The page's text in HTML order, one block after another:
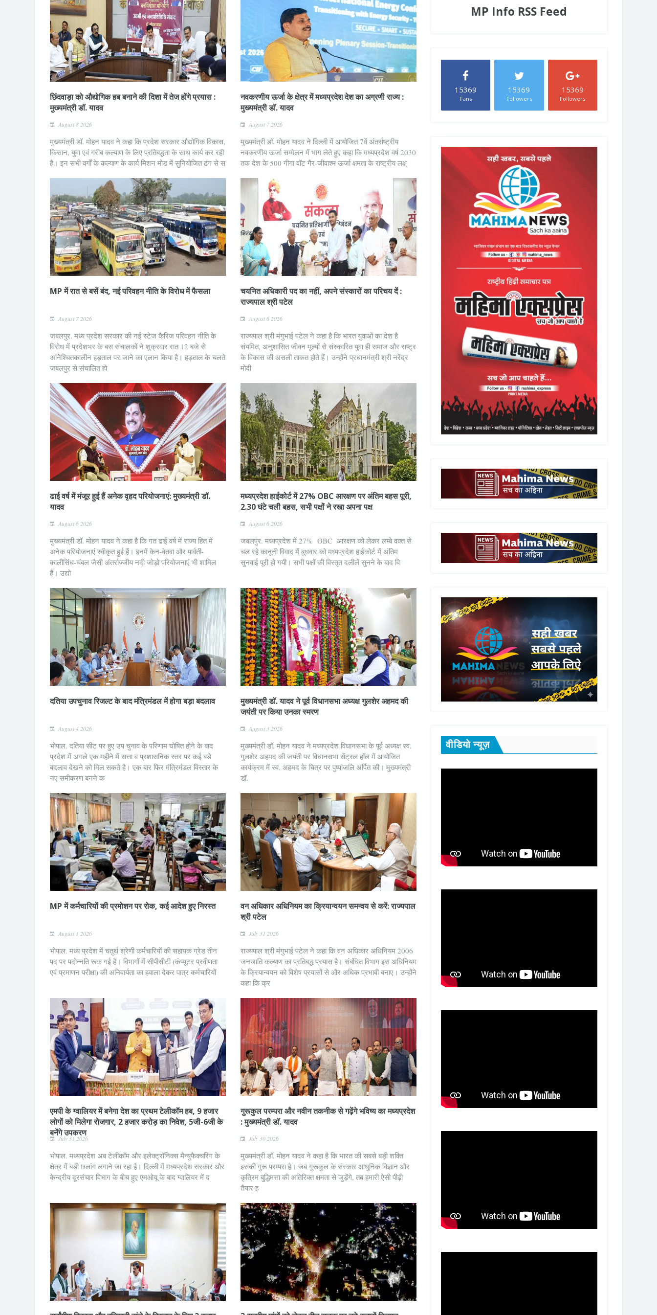
छिंदवाड़ा को औद्योगिक हब बनाने की दिशा में तेज होंगे प्रयास :
मुख्यमंत्री डॉ. यादव
August 8 2026
मुख्यमंत्री डॉ. मोहन यादव ने कहा कि प्रदेश सरकार औद्योगिक विकास,
किसान, युवा एवं गरीब कल्याण के लिए प्रतिबद्धता के साथ कार्य कर रही
है। इन सभी वर्गों के कल्याण के कार्य मिशन मोड में सुनियोजित ढंग से स
नवकरणीय ऊर्जा के क्षेत्र में मध्यप्रदेश देश का अग्रणी राज्य :
मुख्यमंत्री डॉ. यादव
August 7 2026
मुख्यमंत्री डॉ. मोहन यादव ने दिल्ली में आयोजित 7वें अंतर्राष्ट्रीय
नवकरणीय ऊर्जा सम्मेलन में भाग लेते हुए कहा कि मध्यप्रदेश वर्ष 2030
तक देश के 500 गीगा वॉट गैर-जीवाश्म ऊर्जा क्षमता के राष्ट्रीय लक्ष्
MP में रात से बसें बंद, नई परिवहन नीति के विरोध में फैसला
August 7 2026
जबलपुर. मध्य प्रदेश सरकार की नई स्टेज कैरिज परिवहन नीति के
विरोध में प्रदेशभर के बस संचालकों ने शुक्रवार रात 12 बजे से
अनिश्चितकालीन हड़ताल पर जाने का एलान किया है। हड़ताल के चलते
जबलपुर से संचालित हो
चयनित अधिकारी पद का नहीं, अपने संस्कारों का परिचय दें :
राज्यपाल श्री पटेल
August 6 2026
राज्यपाल श्री मंगुभाई पटेल ने कहा है कि भारत युवाओं का देश है
संयमित, अनुशासित जीवन मूल्यों से संस्कारित युवा ही समाज और राष्ट्र
के विकास की असली ताकत होते हैं। उन्होंने प्रधानमंत्री श्री नरेंद्र
मोदी
ढाई वर्ष में मंजूर हुई हैं अनेक वृहद परियोजनाएं: मुख्यमंत्री डॉ.
यादव
August 6 2026
मुख्यमंत्री डॉ. मोहन यादव ने कहा है कि गत ढाई वर्ष में राज्य हित में
अनेक परियोजनाएं स्वीकृत हुई हैं। इनमें केन-बेतवा और पार्वती-
कालीसिंध-चंबल जैसी अंतर्राज्जीय नदी जोड़ो परियोजनाएं भी शामिल
हैं। उद्यो
मध्यप्रदेश हाईकोर्ट में 27% OBC आरक्षण पर अंतिम बहस पूरी,
2.30 घंटे चली बहस, सभी पक्षों ने रखा अपना पक्ष
August 6 2026
जबलपुर. मध्यप्रदेश में 27% OBC आरक्षण को लेकर लम्बे वक्त से
चल रहे कानूनी विवाद में बुधवार को मध्यप्रदेश हाईकोर्ट में अंतिम
सुनवाई पूरी हो गयी। सभी पक्षों की विस्तृत दलीलें सुनने के बाद वि
दतिया उपचुनाव रिजल्ट के बाद मंत्रिमंडल में होगा बड़ा बदलाव
August 4 2026
भोपाल. दतिया सीट पर हुए उप चुनाव के परिणाम घोषित होने के बाद
प्रदेश में अगले एक महीने में सत्ता व प्रशासनिक स्तर पर कई बडे
बदलाव देखने को मिल सकते है। एक बार फिर मंत्रिमंडल विस्तार के
नए समीकरण बनने क
मुख्यमंत्री डॉ. यादव ने पूर्व विधानसभा अध्यक्ष गुलशेर अहमद की
जयंती पर किया उनका स्मरण
August 3 2026
मुख्यमंत्री डॉ. मोहन यादव ने मध्यप्रदेश विधानसभा के पूर्व अध्यक्ष स्व.
गुलशेर अहमद की जयंती पर विधानसभा सेंट्रल हॉल में आयोजित
कार्यक्रम में स्व. अहमद के चित्र पर पुष्पांजलि अर्पित की। मुख्यमंत्री
डॉ.
MP में कर्मचारियों की प्रमोशन पर रोक, कई आदेश हुए निरस्त
August 1 2026
भोपाल. मध्य प्रदेश में चतुर्थ श्रेणी कर्मचारियों की सहायक ग्रेड तीन
पद पर पदोन्नति रूक गई है। विभागों में सीपीसीटी (कंप्यूटर प्रवीणता
एवं प्रमाणन परीक्षा) की अनिवार्यता का हवाला देकर पात्र कर्मचारियों
वन अधिकार अधिनियम का क्रियान्‍वयन समन्‍वय से करें: राज्यपाल
श्री पटेल
July 31 2026
राज्यपाल श्री मंगुभाई पटेल ने कहा कि वन अधिकार अधिनियम 2006
जनजाति कल्याण का प्रतिबद्ध प्रयास है। संबंधित विभाग इस अधिनियम
के क्रियान्वयन को विशेष प्रयासों से और अधिक प्रभावी बनाए। उन्होंने
कहा कि क्र
एमपी के ग्वालियर में बनेगा देश का प्रथम टेलीकॉम हब, 9 हजार
लोगों को मिलेगा रोजगार, 2 हजार करोड़ का निवेश, 5जी-6जी के
बनेंगे उपकरण
July 31 2026
भोपाल. मध्यप्रदेश अब टेलीकॉम और इलेक्ट्रॉनिक्स मैन्युफैक्चरिंग के
क्षेत्र में बड़ी छलांग लगाने जा रहा है। दिल्ली में मध्यप्रदेश सरकार और
केन्द्रीय दूरसंचार विभाग के बीच हुए एमओयू के बाद ग्वालियर में द
गुरूकुल परम्परा और नवीन तकनीक से गढ़ेंगे भविष्य का मध्यप्रदेश
: मुख्यमंत्री डॉ. यादव
July 30 2026
मुख्यमंत्री डॉ. मोहन यादव ने कहा है कि भारत की सबसे बड़ी शक्ति
इसकी गुरू परम्परा है। जब गुरूकुल के संस्कार आधुनिक विज्ञान और
कृत्रिम बुद्धिमत्ता की अतिरिक्त क्षमता से जुड़ेंगे, तब हमारी ऐसी पीढ़ी
तैयार ह
MP Info RSS Feed
15369
Fans
15369
Followers
15369
Followers
वीडियो न्यूज़